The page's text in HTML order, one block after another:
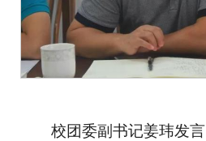
校团委副书记姜玮发言